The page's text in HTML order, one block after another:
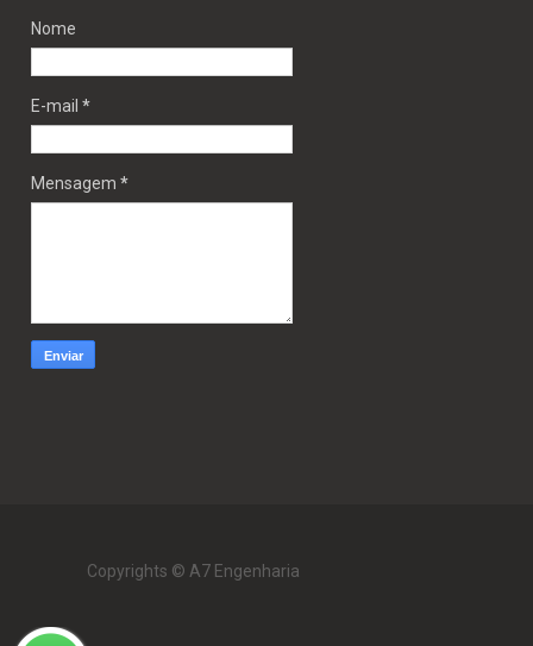
Nome
E-mail*
Mensagem*
Copyrights © A7 Engenharia